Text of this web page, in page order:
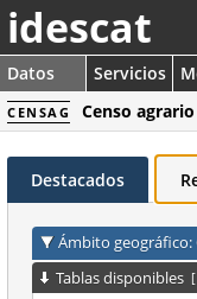
idescat
Datos Servicios
CENSAG Censo agrario
Destacados
Ámbito geográfico:
Tablas disponibles [